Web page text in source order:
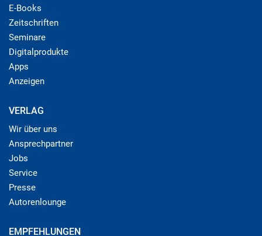
E-Books
Zeitschriften
Seminare
Digitalprodukte
Apps
Anzeigen
VERLAG
Wir über uns
Ansprechpartner
Jobs
Service
Presse
Autorenlounge
EMPFEHLUNGEN